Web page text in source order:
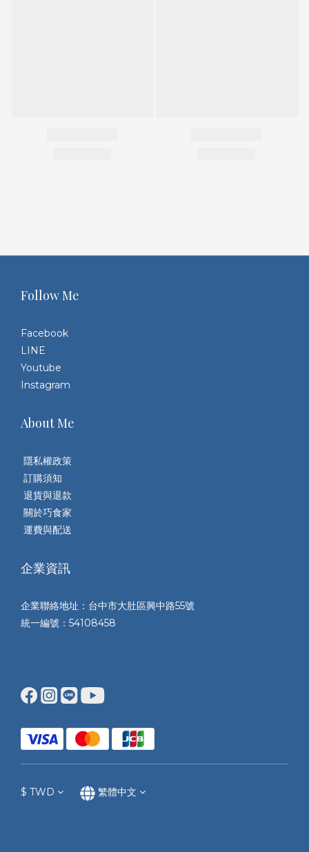
Follow Me
Facebook
LINE
Youtube
Instagram
About Me
隱私權政策
訂購須知
退貨與退款
關於巧食家
運費與配送
企業資訊
企業聯絡地址：台中市大肚區興中路55號
統一編號：54108458
$ TWD 繁體中文